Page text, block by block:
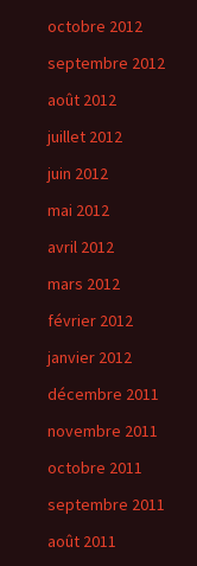
octobre 2012
septembre 2012
août 2012
juillet 2012
juin 2012
mai 2012
avril 2012
mars 2012
février 2012
janvier 2012
décembre 2011
novembre 2011
octobre 2011
septembre 2011
août 2011